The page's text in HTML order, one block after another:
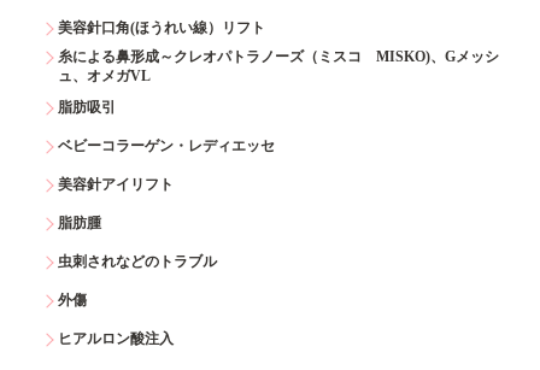
美容針口角(ほうれい線）リフト
糸による鼻形成～クレオパトラノーズ（ミスコ MISKO)、Gメッシ
ュ、オメガVL
脂肪吸引
ベビーコラーゲン・レディエッセ
美容針アイリフト
脂肪腫
虫刺されなどのトラブル
外傷
ヒアルロン酸注入